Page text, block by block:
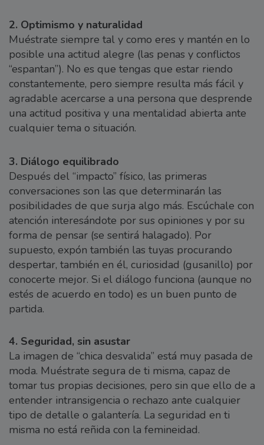
2. Optimismo y naturalidad
Muéstrate siempre tal y como eres y mantén en lo
posible una actitud alegre (las penas y conflictos
“espantan”). No es que tengas que estar riendo
constantemente, pero siempre resulta más fácil y
agradable acercarse a una persona que desprende
una actitud positiva y una mentalidad abierta ante
cualquier tema o situación.
3. Diálogo equilibrado
Después del “impacto” físico, las primeras
conversaciones son las que determinarán las
posibilidades de que surja algo más. Escúchale con
atención interesándote por sus opiniones y por su
forma de pensar (se sentirá halagado). Por
supuesto, expón también las tuyas procurando
despertar, también en él, curiosidad (gusanillo) por
conocerte mejor. Si el diálogo funciona (aunque no
estés de acuerdo en todo) es un buen punto de
partida.
4. Seguridad, sin asustar
La imagen de “chica desvalida” está muy pasada de
moda. Muéstrate segura de ti misma, capaz de
tomar tus propias decisiones, pero sin que ello de a
entender intransigencia o rechazo ante cualquier
tipo de detalle o galantería. La seguridad en ti
misma no está reñida con la femineidad.